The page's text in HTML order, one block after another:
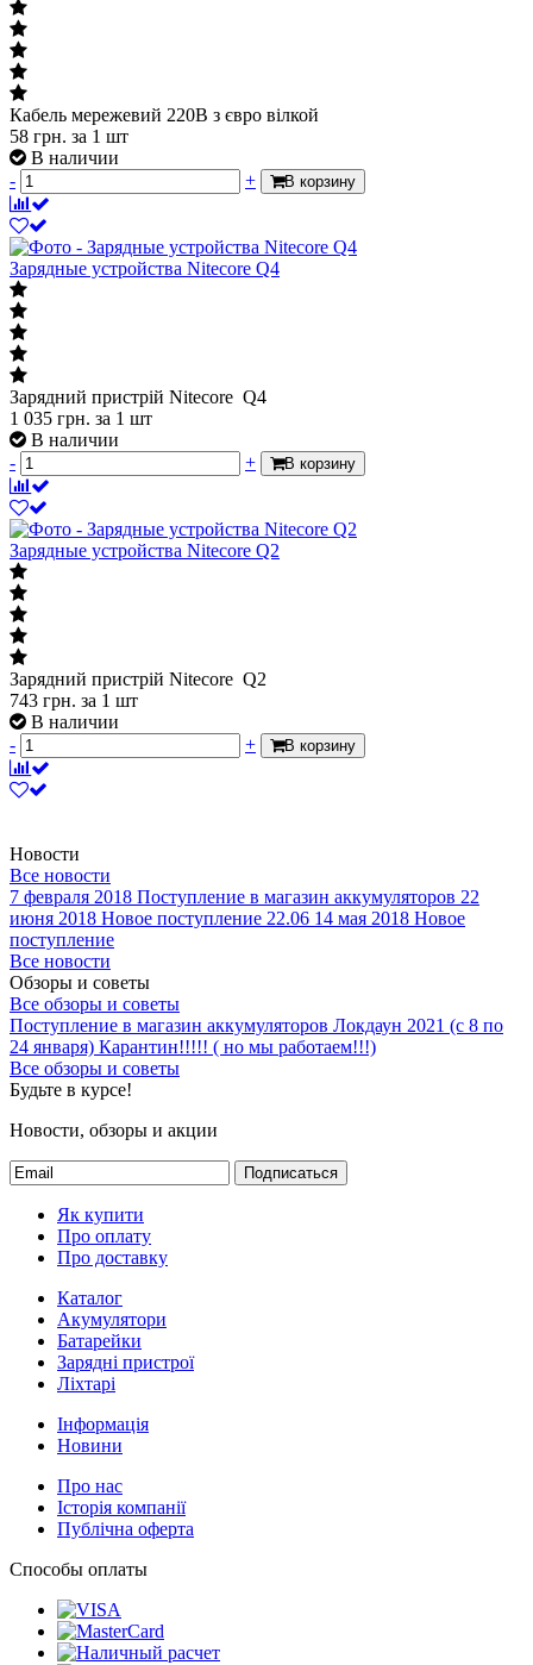
Кабель мережевий 220В з євро вілкой
58 грн. за 1 шт
В наличии
-
+ В корзину
Зарядные устройства Nitecore Q4
Зарядний пристрій Nitecore Q4
1 035 грн. за 1 шт
В наличии
-
+ В корзину
Зарядные устройства Nitecore Q2
Зарядний пристрій Nitecore Q2
743 грн. за 1 шт
В наличии
-
+ В корзину
Новости
Все новости
7 февраля 2018 Поступление в магазин аккумуляторов 22
июня 2018 Новое поступление 22.06 14 мая 2018 Новое
поступление
Все новости
Обзоры и советы
Все обзоры и советы
Поступление в магазин аккумуляторов Локдаун 2021 (с 8 по
24 января) Карантин!!!!! ( но мы работаем!!!)
Все обзоры и советы
Будьте в курсе!
Новости, обзоры и акции
Подписаться
Як купити
Про оплату
Про доставку
Каталог
Акумулятори
Батарейки
Зарядні пристрої
Ліхтарі
Інформація
Новини
Про нас
Історія компанії
Публічна оферта
Способы оплаты